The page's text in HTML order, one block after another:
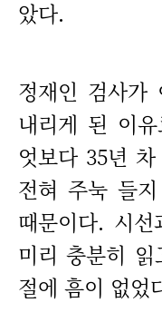
았다.
정재인 검사가
내리게 된 이
엇보다 35년
전혀 주눅 들
때문이다. 시
미리 충분히
절에 흠이 없었